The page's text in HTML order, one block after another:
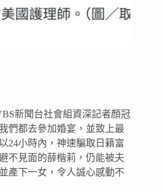
新聞台社會組資深記者顏冠
們都去參加婚宴，並致上最
24小時內，神速騙取日籍富
不見面的薛楷莉，仍能被夫
產下一女，令人誠心感動不